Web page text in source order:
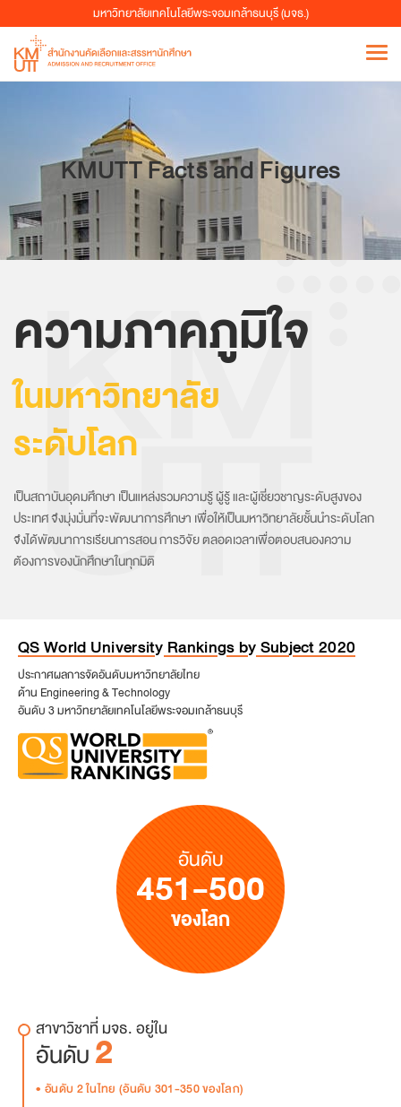
มหาวิทยาลัยเทคโนโลยีพระจอมเกล้าธนบุรี (มจธ.)
KMUTT Facts and Figures
ความภาคภูมิใจ
ในมหาวิทยาลัย
ระดับโลก
เป็นสถาบันอุดมศึกษา เป็นแหล่งรวมความรู้ ผู้รู้ และผู้เชี่ยวชาญระดับสูงของ
ประเทศ จึงมุ่งมั่นที่จะพัฒนาการศึกษา เพื่อให้เป็นมหาวิทยาลัยชั้นนำระดับโลก
จึงได้พัฒนาการเรียนการสอน การวิจัย ตลอดเวลาเพื่อตอบสนองความ
ต้องการของนักศึกษาในทุกมิติ
QS World University Rankings bySubject 2020
ประกาศผลการจัดอันดับมหาวิทยาลัยไทย
ด้าน Engineering & Technology
อันดับ 3 มหาวิทยาลัยเทคโนโลยีพระจอมเกล้าธนบุรี
อันดับ
451-500
ของโลก
สาขาวิชาที่ มจธ. อยู่ใน
อันดับ2
อันดับ 2 ในไทย (อันดับ 301-350 ของโลก)